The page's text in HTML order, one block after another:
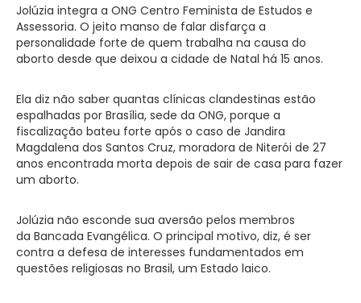
Jolúzia integra a ONG Centro Feminista de Estudos e
Assessoria. O jeito manso de falar disfarça a
personalidade forte de quem trabalha na causa do
aborto desde que deixou a cidade de Natal há 15 anos.
Ela diz não saber quantas clínicas clandestinas estão
espalhadas por Brasília, sede da ONG, porque a
fiscalização bateu forte após o caso de Jandira
Magdalena dos Santos Cruz, moradora de Niterói de 27
anos encontrada morta depois de sair de casa para fazer
um aborto.
Jolúzia não esconde sua aversão pelos membros
da Bancada Evangélica. O principal motivo, diz, é ser
contra a defesa de interesses fundamentados em
questões religiosas no Brasil, um Estado laico.